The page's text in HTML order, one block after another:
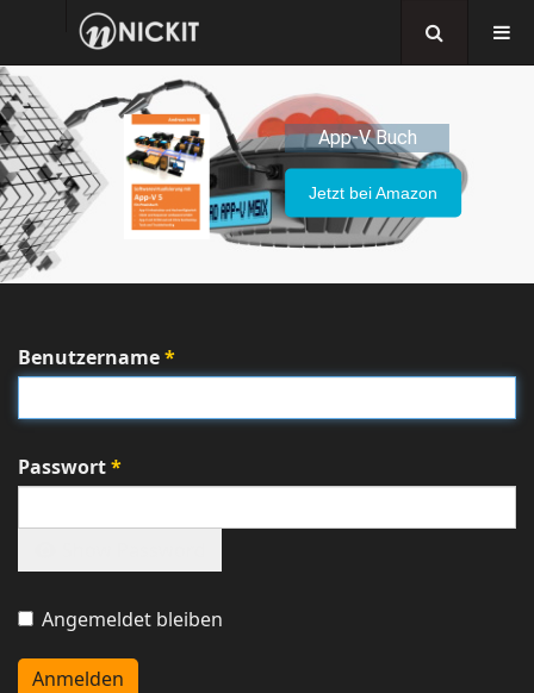
App-V Buch
Jetzt bei Amazon
Benutzername*
Passwort*
Angemeldet bleiben
Anmelden